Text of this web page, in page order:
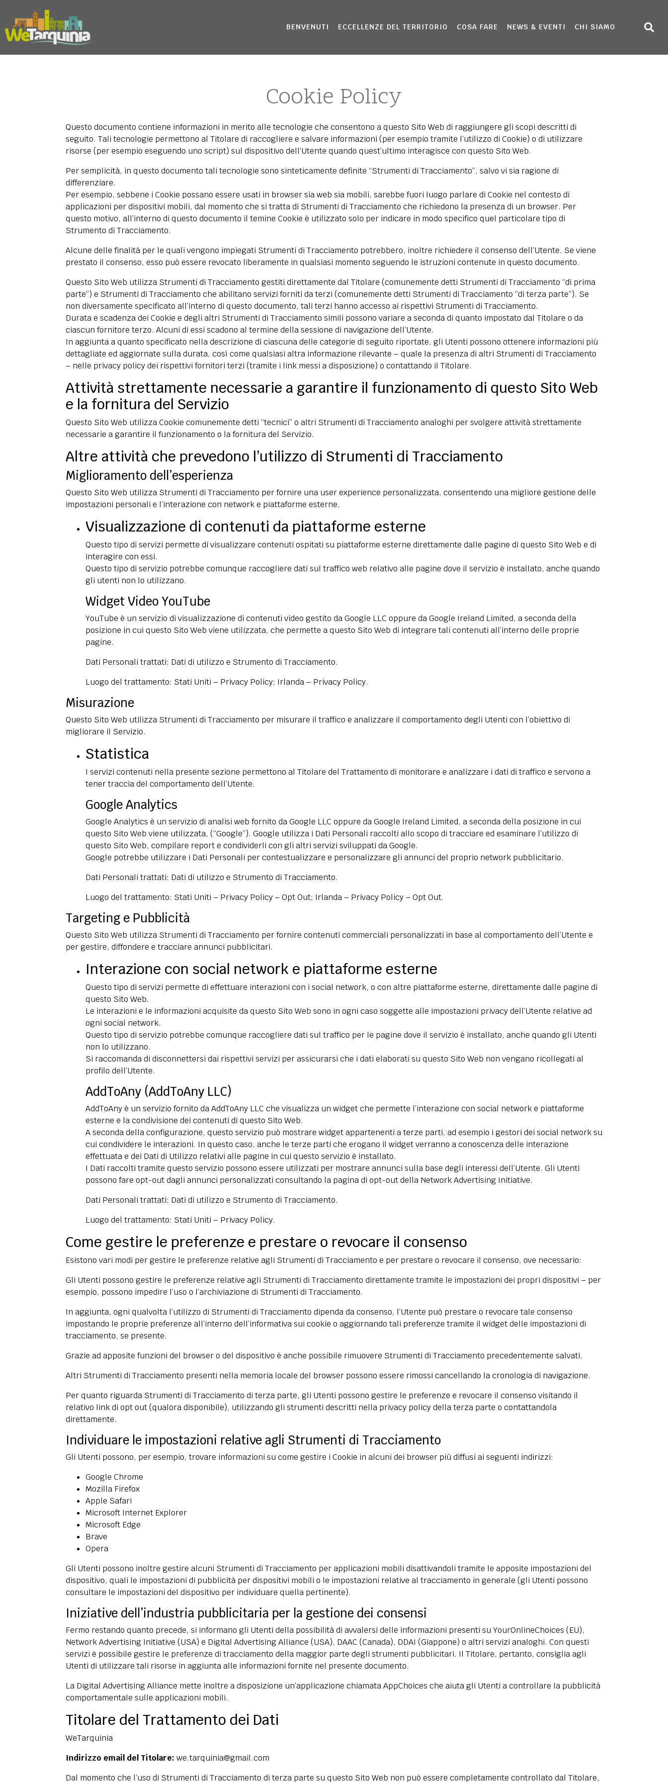
BENVENUTI ECCELLENZE DEL TERRITORIO COSA FARE NEWS & EVENTI CHI SIAMO
Cookie Policy
Questo documento contiene informazioni in merito alle tecnologie che consentono a questo Sito Web di raggiungere gli scopi descritti di
seguito. Tali tecnologie permettono al Titolare di raccogliere e salvare informazioni (per esempio tramite l’utilizzo di Cookie) o di utilizzare
risorse (per esempio eseguendo uno script) sul dispositivo dell’Utente quando quest’ultimo interagisce con questo Sito Web.
Per semplicità, in questo documento tali tecnologie sono sinteticamente definite “Strumenti di Tracciamento”, salvo vi sia ragione di
differenziare.
Per esempio, sebbene i Cookie possano essere usati in browser sia web sia mobili, sarebbe fuori luogo parlare di Cookie nel contesto di
applicazioni per dispositivi mobili, dal momento che si tratta di Strumenti di Tracciamento che richiedono la presenza di un browser. Per
questo motivo, all’interno di questo documento il temine Cookie è utilizzato solo per indicare in modo specifico quel particolare tipo di
Strumento di Tracciamento.
Alcune delle finalità per le quali vengono impiegati Strumenti di Tracciamento potrebbero, inoltre richiedere il consenso dell’Utente. Se viene
prestato il consenso, esso può essere revocato liberamente in qualsiasi momento seguendo le istruzioni contenute in questo documento.
Questo Sito Web utilizza Strumenti di Tracciamento gestiti direttamente dal Titolare (comunemente detti Strumenti di Tracciamento “di prima
parte”) e Strumenti di Tracciamento che abilitano servizi forniti da terzi (comunemente detti Strumenti di Tracciamento “di terza parte”). Se
non diversamente specificato all’interno di questo documento, tali terzi hanno accesso ai rispettivi Strumenti di Tracciamento.
Durata e scadenza dei Cookie e degli altri Strumenti di Tracciamento simili possono variare a seconda di quanto impostato dal Titolare o da
ciascun fornitore terzo. Alcuni di essi scadono al termine della sessione di navigazione dell’Utente.
In aggiunta a quanto specificato nella descrizione di ciascuna delle categorie di seguito riportate, gli Utenti possono ottenere informazioni più
dettagliate ed aggiornate sulla durata, così come qualsiasi altra informazione rilevante – quale la presenza di altri Strumenti di Tracciamento
– nelle privacy policy dei rispettivi fornitori terzi (tramite i link messi a disposizione) o contattando il Titolare.
Attività strettamente necessarie a garantire il funzionamento di questo Sito Web
e la fornitura del Servizio
Questo Sito Web utilizza Cookie comunemente detti “tecnici” o altri Strumenti di Tracciamento analoghi per svolgere attività strettamente
necessarie a garantire il funzionamento o la fornitura del Servizio.
Altre attività che prevedono l’utilizzo di Strumenti di Tracciamento
Miglioramento dell’esperienza
Questo Sito Web utilizza Strumenti di Tracciamento per fornire una user experience personalizzata, consentendo una migliore gestione delle
impostazioni personali e l’interazione con network e piattaforme esterne.
Visualizzazione di contenuti da piattaforme esterne
Questo tipo di servizi permette di visualizzare contenuti ospitati su piattaforme esterne direttamente dalle pagine di questo Sito Web e di
interagire con essi.
Questo tipo di servizio potrebbe comunque raccogliere dati sul traffico web relativo alle pagine dove il servizio è installato, anche quando
gli utenti non lo utilizzano.
Widget Video YouTube
YouTube è un servizio di visualizzazione di contenuti video gestito da Google LLC oppure da Google Ireland Limited, a seconda della
posizione in cui questo Sito Web viene utilizzata, che permette a questo Sito Web di integrare tali contenuti all’interno delle proprie
pagine.
Dati Personali trattati: Dati di utilizzo e Strumento di Tracciamento.
Luogo del trattamento: Stati Uniti – Privacy Policy; Irlanda – Privacy Policy.
Misurazione
Questo Sito Web utilizza Strumenti di Tracciamento per misurare il traffico e analizzare il comportamento degli Utenti con l’obiettivo di
migliorare il Servizio.
Statistica
I servizi contenuti nella presente sezione permettono al Titolare del Trattamento di monitorare e analizzare i dati di traffico e servono a
tener traccia del comportamento dell’Utente.
Google Analytics
Google Analytics è un servizio di analisi web fornito da Google LLC oppure da Google Ireland Limited, a seconda della posizione in cui
questo Sito Web viene utilizzata, (“Google”). Google utilizza i Dati Personali raccolti allo scopo di tracciare ed esaminare l’utilizzo di
questo Sito Web, compilare report e condividerli con gli altri servizi sviluppati da Google.
Google potrebbe utilizzare i Dati Personali per contestualizzare e personalizzare gli annunci del proprio network pubblicitario.
Dati Personali trattati: Dati di utilizzo e Strumento di Tracciamento.
Luogo del trattamento: Stati Uniti – Privacy Policy–Opt Out; Irlanda – Privacy Policy–Opt Out.
Targeting e Pubblicità
Questo Sito Web utilizza Strumenti di Tracciamento per fornire contenuti commerciali personalizzati in base al comportamento dell’Utente e
per gestire, diffondere e tracciare annunci pubblicitari.
Interazione con social network e piattaforme esterne
Questo tipo di servizi permette di effettuare interazioni con i social network, o con altre piattaforme esterne, direttamente dalle pagine di
questo Sito Web.
Le interazioni e le informazioni acquisite da questo Sito Web sono in ogni caso soggette alle impostazioni privacy dell’Utente relative ad
ogni social network.
Questo tipo di servizio potrebbe comunque raccogliere dati sul traffico per le pagine dove il servizio è installato, anche quando gli Utenti
non lo utilizzano.
Si raccomanda di disconnettersi dai rispettivi servizi per assicurarsi che i dati elaborati su questo Sito Web non vengano ricollegati al
profilo dell’Utente.
AddToAny (AddToAny LLC)
AddToAny è un servizio fornito da AddToAny LLC che visualizza un widget che permette l’interazione con social network e piattaforme
esterne e la condivisione dei contenuti di questo Sito Web.
A seconda della configurazione, questo servizio può mostrare widget appartenenti a terze parti, ad esempio i gestori dei social network su
cui condividere le interazioni. In questo caso, anche le terze parti che erogano il widget verranno a conoscenza delle interazione
effettuata e dei Dati di Utilizzo relativi alle pagine in cui questo servizio è installato.
I Dati raccolti tramite questo servizio possono essere utilizzati per mostrare annunci sulla base degli interessi dell’Utente. Gli Utenti
possono fare opt-out dagli annunci personalizzati consultando la pagina di opt-out della Network Advertising Initiative.
Dati Personali trattati: Dati di utilizzo e Strumento di Tracciamento.
Luogo del trattamento: Stati Uniti – Privacy Policy.
Come gestire le preferenze e prestare o revocare il consenso
Esistono vari modi per gestire le preferenze relative agli Strumenti di Tracciamento e per prestare o revocare il consenso, ove necessario:
Gli Utenti possono gestire le preferenze relative agli Strumenti di Tracciamento direttamente tramite le impostazioni dei propri dispositivi – per
esempio, possono impedire l’uso o l’archiviazione di Strumenti di Tracciamento.
In aggiunta, ogni qualvolta l’utilizzo di Strumenti di Tracciamento dipenda da consenso, l’Utente può prestare o revocare tale consenso
impostando le proprie preferenze all’interno dell’informativa sui cookie o aggiornando tali preferenze tramite il widget delle impostazioni di
tracciamento, se presente.
Grazie ad apposite funzioni del browser o del dispositivo è anche possibile rimuovere Strumenti di Tracciamento precedentemente salvati.
Altri Strumenti di Tracciamento presenti nella memoria locale del browser possono essere rimossi cancellando la cronologia di navigazione.
Per quanto riguarda Strumenti di Tracciamento di terza parte, gli Utenti possono gestire le preferenze e revocare il consenso visitando il
relativo link di opt out (qualora disponibile), utilizzando gli strumenti descritti nella privacy policy della terza parte o contattandola
direttamente.
Individuare le impostazioni relative agli Strumenti di Tracciamento
Gli Utenti possono, per esempio, trovare informazioni su come gestire i Cookie in alcuni dei browser più diffusi ai seguenti indirizzi:
Google Chrome
Mozilla Firefox
Apple Safari
Microsoft Internet Explorer
Microsoft Edge
Brave
Opera
Gli Utenti possono inoltre gestire alcuni Strumenti di Tracciamento per applicazioni mobili disattivandoli tramite le apposite impostazioni del
dispositivo, quali le impostazioni di pubblicità per dispositivi mobili o le impostazioni relative al tracciamento in generale (gli Utenti possono
consultare le impostazioni del dispositivo per individuare quella pertinente).
Iniziative dell’industria pubblicitaria per la gestione dei consensi
Fermo restando quanto precede, si informano gli Utenti della possibilità di avvalersi delle informazioni presenti suYourOnlineChoices (EU),
Network Advertising Initiative (USA) e Digital Advertising Alliance (USA), DAAC (Canada), DDAI (Giappone) o altri servizi analoghi. Con questi
servizi è possibile gestire le preferenze di tracciamento della maggior parte degli strumenti pubblicitari. Il Titolare, pertanto, consiglia agli
Utenti di utilizzare tali risorse in aggiunta alle informazioni fornite nel presente documento.
La Digital Advertising Alliance mette inoltre a disposizione un’applicazione chiamataAppChoices che aiuta gli Utenti a controllare la pubblicità
comportamentale sulle applicazioni mobili.
Titolare del Trattamento dei Dati
WeTarquinia
Indirizzo email del Titolare: we.tarquinia@gmail.com
Dal momento che l’uso di Strumenti di Tracciamento di terza parte su questo Sito Web non può essere completamente controllato dal Titolare,